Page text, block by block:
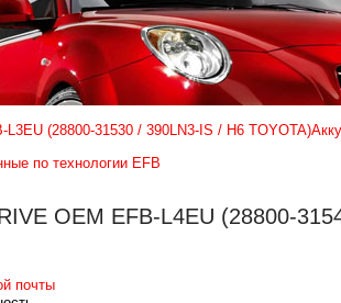
(28800-31530 / 390LN3-IS / H6 TOYOTA)
по технологии EFB
OEM EFB-L4EU (28800-